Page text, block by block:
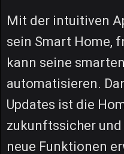
Mit der intuitiven
sein Smart Home,
kann seine
automatisieren.
Updates ist die
zukunftssicher
neue Funktionen